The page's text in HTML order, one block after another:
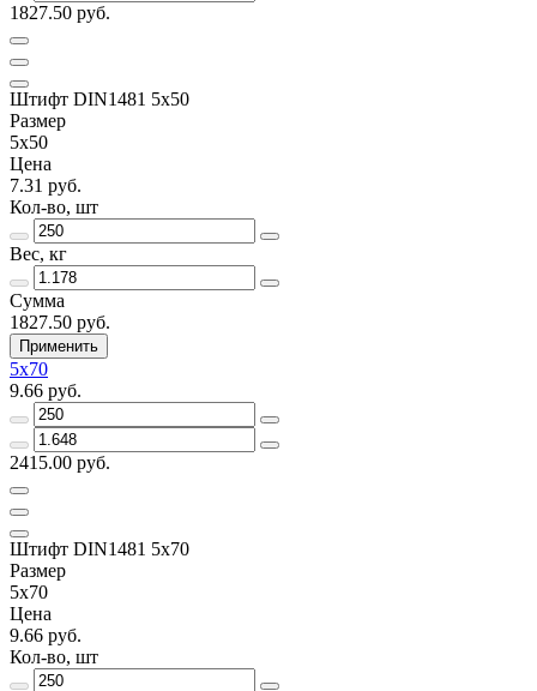
1827.50 руб.
Штифт DIN1481 5х50
Размер
5х50
Цена
7.31 руб.
Кол-во, шт
Вес, кг
Сумма
1827.50 руб.
Применить
5х70
9.66 руб.
2415.00 руб.
Штифт DIN1481 5х70
Размер
5х70
Цена
9.66 руб.
Кол-во, шт